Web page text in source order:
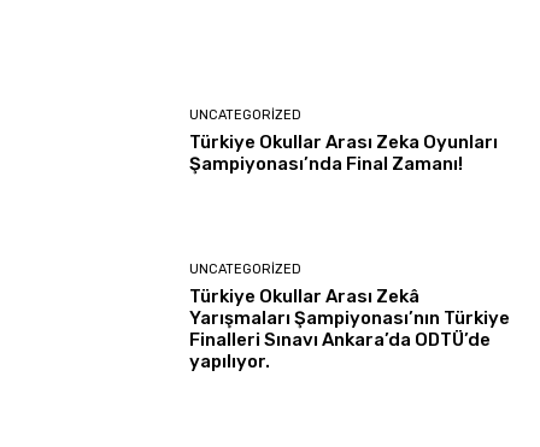
UNCATEGORIZED
Türkiye Okullar Arası Zeka Oyunları
Şampiyonası’nda Final Zamanı!
UNCATEGORIZED
Türkiye Okullar Arası Zekâ
Yarışmaları Şampiyonası’nın Türkiye
Finalleri Sınavı Ankara’da ODTÜ’de
yapılıyor.